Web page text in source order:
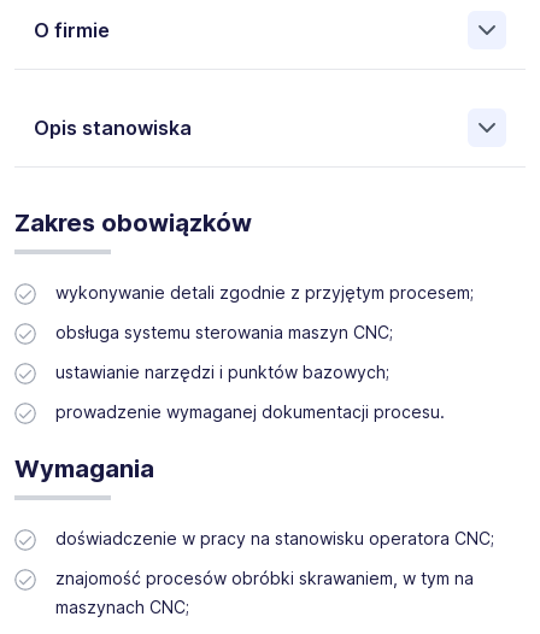
O firmie
Opis stanowiska
dla przemysłu lotniczego - poszukujemy osoby na
stanowisko:Operator / Operatorka Obrabiarek CNC
Miejsce pracy: Mielec
System pracy: 3 zmianowy
Zakres obowiązków
wykonywanie detali zgodnie z przyjętym procesem;
obsługa systemu sterowania maszyn CNC;
ustawianie narzędzi i punktów bazowych;
prowadzenie wymaganej dokumentacji procesu.
Wymagania
doświadczenie w pracy na stanowisku operatora CNC;
znajomość procesów obróbki skrawaniem, w tym na
maszynach CNC;